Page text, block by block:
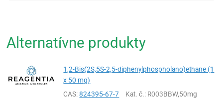
Alternatívne produkty
1,2-Bis(2S,5S-2,5-diphenylphospholano)ethane (1
x 50 mg)
CAS:824395-67-7 Kat. č.: R003BBW,50mg